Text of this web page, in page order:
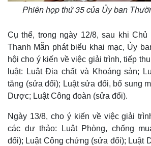
Phiên họp thứ 35 của Ủy ban
Cụ thể, trong ngày 12/8, sau khi Chủ
Thanh Mẫn phát biểu khai mạc, Ủy
hội cho ý kiến về việc giải trình, tiếp
luật: Luật Địa chất và Khoáng sản;
tăng (sửa đổi); Luật sửa đổi, bổ sung
Dược; Luật Công đoàn (sửa đổi).
Ngày 13/8, cho ý kiến về việc giải
các dự thảo: Luật Phòng, chống
đổi); Luật Công chứng (sửa đổi); Luật